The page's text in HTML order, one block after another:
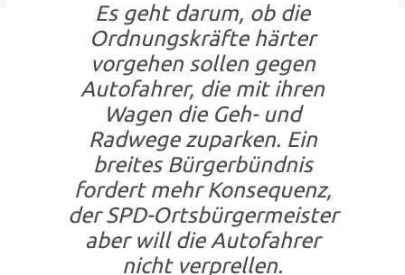
Es geht darum, ob die
Ordnungskräfte härter
vorgehen sollen gegen
Autofahrer, die mit ihren
Wagen die Geh- und
Radwege zuparken. Ein
breites Bürgerbündnis
fordert mehr Konsequenz,
der SPD-Ortsbürgermeister
aber will die Autofahrer
nicht verprellen.